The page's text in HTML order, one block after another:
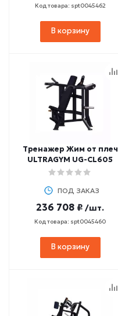
Код товара: spt0045462
В корзину
Тренажер Жим от плеч
ULTRAGYM UG-CL605
ПОД ЗАКАЗ
236 708 ₽ /шт.
Код товара: spt0045460
В корзину